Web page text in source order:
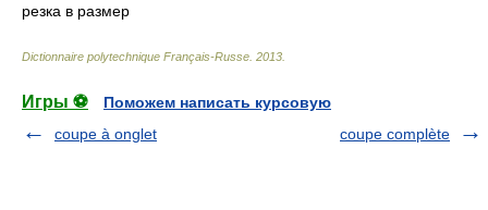
резка в размер
Dictionnaire polytechnique Français-Russe 2013
Игры ⚽
Поможем написать курсовую
coupe à onglet
coupe complète